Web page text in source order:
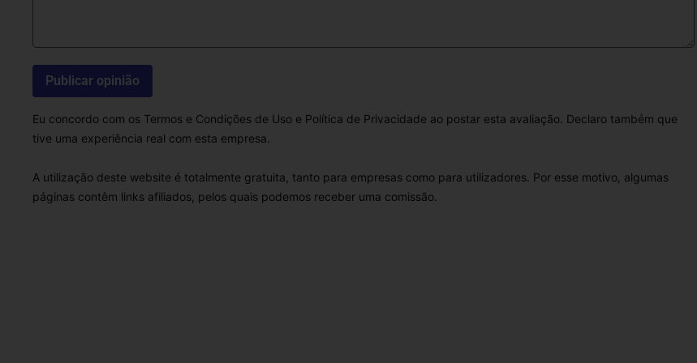
Eu concordo com os Termos e Condições de Uso e Política de Privacidade ao postar esta avaliação. Declaro também que
tive uma experiência real com esta empresa.
A utilização deste website é totalmente gratuita, tanto para empresas como para utilizadores. Por esse motivo, algumas
páginas contêm links afiliados, pelos quais podemos receber uma comissão.